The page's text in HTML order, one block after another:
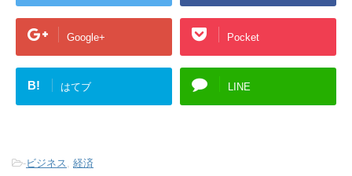
Google+ Pocket
B! はてブ LINE
-ビジネス, 経済